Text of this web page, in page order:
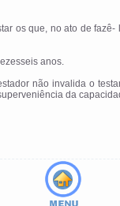
os que, no ato de fazê-
anos.
não invalida o
da